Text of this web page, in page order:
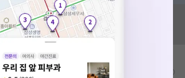
원정보가 있나요?
주세요!
비급여/급여 진료란?